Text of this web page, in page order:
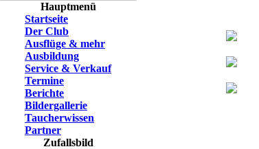
Hauptmenü
Startseite
Der Club
Ausflüge & mehr
Ausbildung
Service & Verkauf
Termine
Berichte
Bildergallerie
Taucherwissen
Partner
Zufallsbild